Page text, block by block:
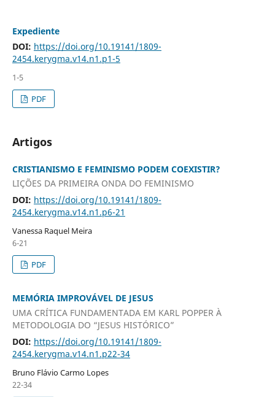
Expediente
DOI: https://doi.org/10.19141/1809-
2454.kerygma.v14.n1.p1-5
1-5
PDF
Artigos
CRISTIANISMO E FEMINISMO PODEM COEXISTIR?
LIÇÕES DA PRIMEIRA ONDA DO FEMINISMO
DOI: https://doi.org/10.19141/1809-
2454.kerygma.v14.n1.p6-21
Vanessa Raquel Meira
6-21
PDF
MEMÓRIA IMPROVÁVEL DE JESUS
UMA CRÍTICA FUNDAMENTADA EM KARL POPPER À
METODOLOGIA DO “JESUS HISTÓRICO”
DOI: https://doi.org/10.19141/1809-
2454.kerygma.v14.n1.p22-34
Bruno Flávio Carmo Lopes
22-34